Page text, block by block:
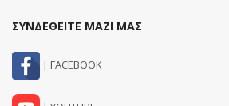
ΣΥΝΔΕΘΕΙΤΕ ΜΑΖΙ ΜΑΣ
| FACEBOOK